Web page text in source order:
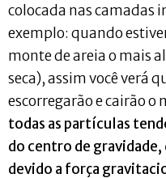
colocada nas camadas
exemplo: quando
monte de areia o mais
seca), assim você verá
escorregarão e cairão
todas as partículas
do centro de
devido a força